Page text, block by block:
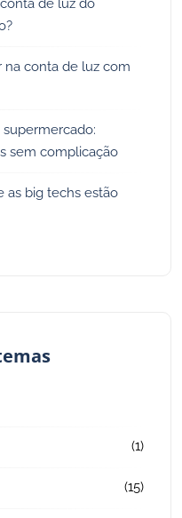
de luz do
na conta de luz com
sem complicação
as big techs estão
(1)
(15)